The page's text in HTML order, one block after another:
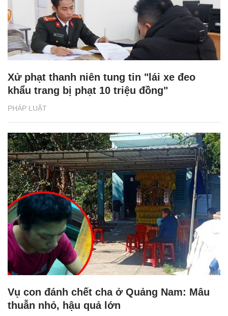
PHÁP LUẬT
Xử phạt thanh niên tung tin "lái xe đeo
khẩu trang bị phạt 10 triệu đồng"
Vụ con đánh chết cha ở Quảng Nam: Mâu
thuẫn nhỏ, hậu quả lớn